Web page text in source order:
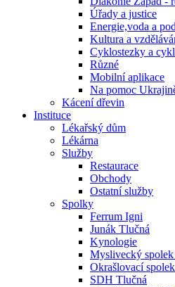
Úřady a justice
Energie,voda a
Kultura a
Cyklostezky a
Různé
Mobilní aplikace
Na pomoc
Kácení dřevin
Instituce
Lékařský dům
Lékárna
Služby
Restaurace
Obchody
Ostatní služby
Spolky
Ferrum Igni
Junák Tlučná
Kynologie
Myslivecký spolek
Okrašlovací
SDH Tlučná